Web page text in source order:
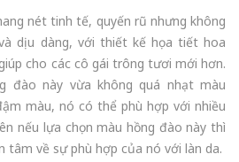
nét tinh tế, quyến rũ nhưng không
dịu dàng, với thiết kế họa tiết hoa
cho các cô gái trông tươi mới hơn.
đào này vừa không quá nhạt màu
màu, nó có thể phù hợp với nhiều
nếu lựa chọn màu hồng đào này thì
tâm về sự phù hợp của nó với làn da.